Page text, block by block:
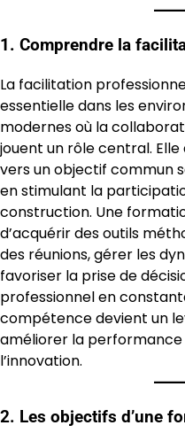
1. Comprendre la
La facilitation
essentielle dans les
modernes où la
jouent un rôle central.
vers un objectif commun
en stimulant la
construction. Une
d’acquérir des outils
des réunions, gérer les
favoriser la prise de
professionnel en
compétence devient un
améliorer la
l’innovation.
2. Les objectifs d’une